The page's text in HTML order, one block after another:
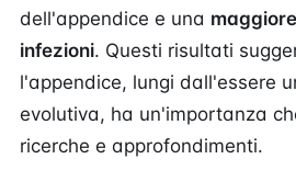
dell'appendice e una
infezioni. Questi risultati
l'appendice, lungi dall'essere
evolutiva, ha un'importanza
ricerche e approfondimenti.